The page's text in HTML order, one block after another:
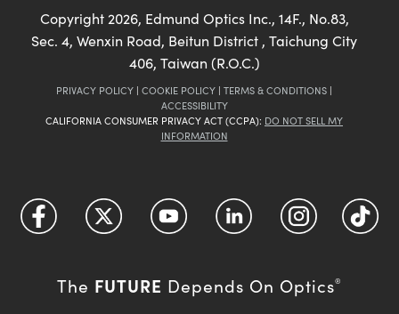
Copyright 2026, Edmund Optics Inc., 14F., No.83,
Sec. 4, Wenxin Road, Beitun District , Taichung City
406, Taiwan (R.O.C.)
PRIVACY POLICY | COOKIE POLICY | TERMS & CONDITIONS |
ACCESSIBILITY
CALIFORNIA CONSUMER PRIVACY ACT (CCPA): DO NOT SELL MY
INFORMATION
The FUTURE Depends On Optics®